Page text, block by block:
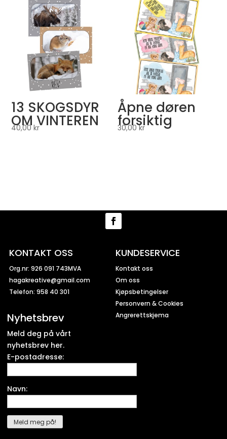
13 SKOGSDYR
OM VINTEREN
40,00kr
Åpne døren
forsiktig
30,00kr
KONTAKT OSS
Org.nr: 926 091 743MVA
hagakreative@gmail.com
Telefon: 958 40 301
Nyhetsbrev
Meld deg på vårt
nyhetsbrev her.
E-postadresse:
Navn:
KUNDESERVICE
Kontakt oss
Om oss
Kjøpsbetingelser
Personvern & Cookies
Angrerettskjema